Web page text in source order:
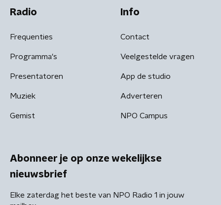
Radio
Frequenties
Programma's
Presentatoren
Muziek
Gemist
Info
Contact
Veelgestelde vragen
App de studio
Adverteren
NPO Campus
Abonneer je op onze wekelijkse
nieuwsbrief
Elke zaterdag het beste van NPO Radio 1 in jouw